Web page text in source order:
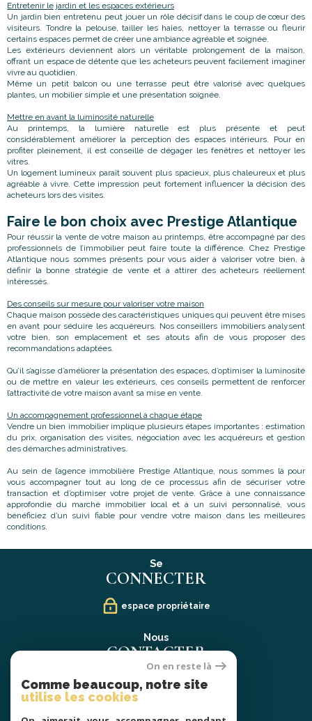
Entretenir le jardin et les espaces extérieurs
Un jardin bien entretenu peut jouer un rôle décisif dans le coup de cœur des
visiteurs. Tondre la pelouse, tailler les haies, nettoyer la terrasse ou fleurir
certains espaces permet de créer une ambiance agréable et soignée.
Les extérieurs deviennent alors un véritable prolongement de la maison,
offrant un espace de détente que les acheteurs peuvent facilement imaginer
vivre au quotidien.
Même un petit balcon ou une terrasse peut être valorisé avec quelques
plantes, un mobilier simple et une présentation soignée.
Mettre en avant la luminosité naturelle
Au printemps, la lumière naturelle est plus présente et peut
considérablement améliorer la perception des espaces intérieurs. Pour en
profiter pleinement, il est conseillé de dégager les fenêtres et nettoyer les
vitres.
Un logement lumineux paraît souvent plus spacieux, plus chaleureux et plus
agréable à vivre. Cette impression peut fortement influencer la décision des
acheteurs lors des visites.
Faire le bon choix avec Prestige Atlantique
Pour réussir la vente de votre maison au printemps, être accompagné par des
professionnels de l’immobilier peut faire toute la différence. Chez Prestige
Atlantique nous sommes présents pour vous aider à valoriser votre bien, à
définir la bonne stratégie de vente et à attirer des acheteurs réellement
intéressés.
Des conseils sur mesure pour valoriser votre maison
Chaque maison possède des caractéristiques uniques qui peuvent être mises
en avant pour séduire les acquéreurs. Nos conseillers immobiliers analysent
votre bien, son emplacement et ses atouts afin de vous proposer des
recommandations adaptées.
Qu’il s’agisse d’améliorer la présentation des espaces, d’optimiser la luminosité
ou de mettre en valeur les extérieurs, ces conseils permettent de renforcer
l’attractivité de votre maison avant sa mise en vente.
Un accompagnement professionnel à chaque étape
Vendre un bien immobilier implique plusieurs étapes importantes : estimation
du prix, organisation des visites, négociation avec les acquéreurs et gestion
des démarches administratives.
Au sein de l’agence immobilière Prestige Atlantique, nous sommes là pour
vous accompagner tout au long de ce processus afin de sécuriser votre
transaction et d’optimiser votre projet de vente. Grâce à une connaissance
approfondie du marché immobilier local et à un suivi personnalisé, vous
bénéficiez d’un suivi fiable pour vendre votre maison dans les meilleures
conditions.
Se
CONNECTER
espace propriétaire
Nous
CONTACTER
02 40 21 91 13
contact@prestige-atlantique.fr
On en reste là
Comme beaucoup, notre site
utilise les cookies